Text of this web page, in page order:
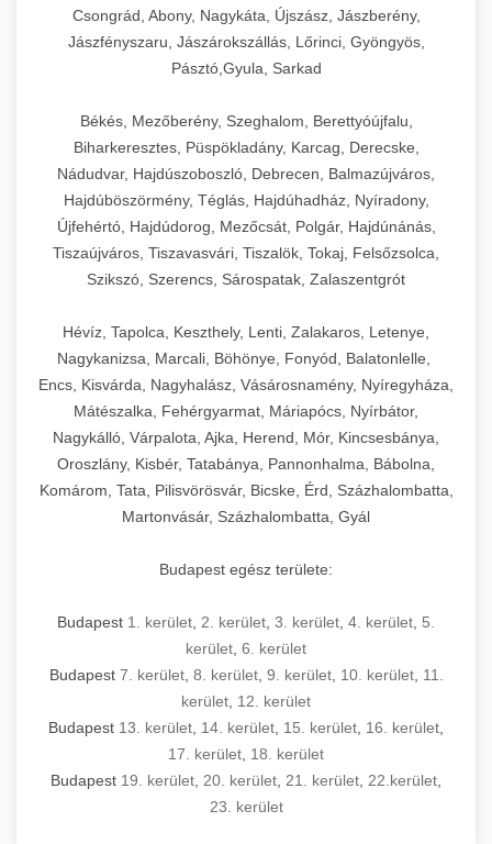
Csongrád, Abony, Nagykáta, Újszász, Jászberény,
Jászfényszaru, Jászárokszállás, Lőrinci, Gyöngyös,
Pásztó,Gyula, Sarkad
Békés, Mezőberény, Szeghalom, Berettyóújfalu,
Biharkeresztes, Püspökladány, Karcag, Derecske,
Nádudvar, Hajdúszoboszló, Debrecen, Balmazújváros,
Hajdúböszörmény, Téglás, Hajdúhadház, Nyíradony,
Újfehértó, Hajdúdorog, Mezőcsát, Polgár, Hajdúnánás,
Tiszaújváros, Tiszavasvári, Tiszalök, Tokaj, Felsőzsolca,
Szikszó, Szerencs, Sárospatak, Zalaszentgrót
Hévíz, Tapolca, Keszthely, Lenti, Zalakaros, Letenye,
Nagykanizsa, Marcali, Böhönye, Fonyód, Balatonlelle,
Encs, Kisvárda, Nagyhalász, Vásárosnamény, Nyíregyháza,
Mátészalka, Fehérgyarmat, Máriapócs, Nyírbátor,
Nagykálló, Várpalota, Ajka, Herend, Mór, Kincsesbánya,
Oroszlány, Kisbér, Tatabánya, Pannonhalma, Bábolna,
Komárom, Tata, Pilisvörösvár, Bicske, Érd, Százhalombatta,
Martonvásár, Százhalombatta, Gyál
Budapest egész területe:
Budapest 1. kerület 2. kerület 3. kerület 4. kerület 5.
kerület 6. kerület
Budapest 7. kerület, 8. kerület, 9. kerület, 10. kerület, 11.
kerület 12. kerület
Budapest 13. kerület 14. kerület 15. kerület 16. kerület
17. kerület 18. kerület
Budapest 19. kerület 20. kerület 21. kerület 22.kerület
23. kerület